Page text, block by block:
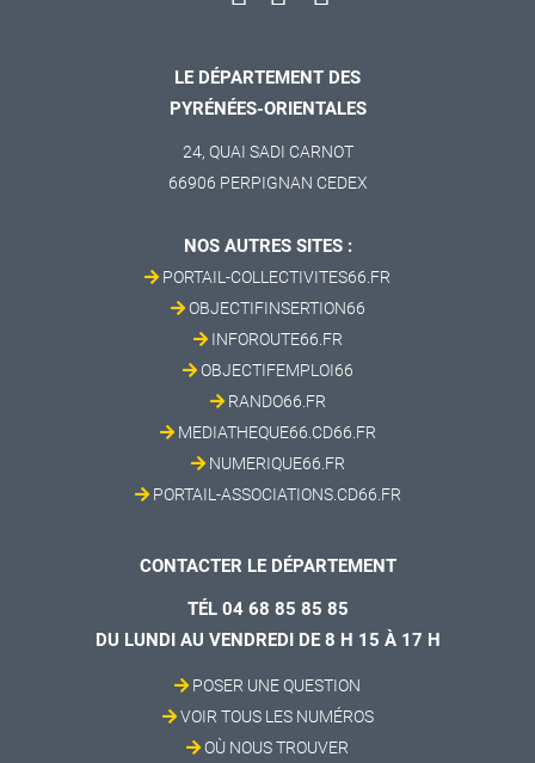
LE DÉPARTEMENT DES
PYRÉNÉES-ORIENTALES
24, QUAI SADI CARNOT
66906 PERPIGNAN CEDEX
NOS AUTRES SITES :
PORTAIL-COLLECTIVITES66.FR
OBJECTIFINSERTION66
INFOROUTE66.FR
OBJECTIFEMPLOI66
RANDO66.FR
MEDIATHEQUE66.CD66.FR
NUMERIQUE66.FR
PORTAIL-ASSOCIATIONS.CD66.FR
CONTACTER LE DÉPARTEMENT
TÉL 04 68 85 85 85
DU LUNDI AU VENDREDI DE 8 H 15 À 17 H
POSER UNE QUESTION
VOIR TOUS LES NUMÉROS
OÙ NOUS TROUVER